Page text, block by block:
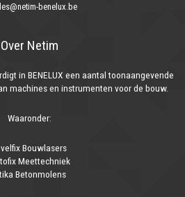
benelux.be
Over Netim
in BENELUX een aantal toonaangevende
machines en instrumenten voor de bouw.
Waaronder:
Bouwlasers
Meettechniek
Betonmolens